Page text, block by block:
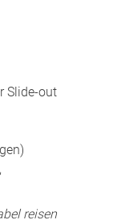
Slide-out
reisen